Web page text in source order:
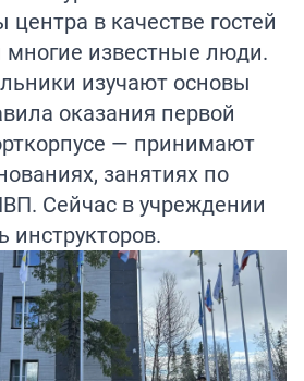
в качестве гостей
многие известные люди.
изучают основы
оказания первой
— принимают
занятиях по
Сейчас в учреждении
инструкторов.